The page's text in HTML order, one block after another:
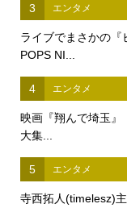
3 エンタメ
ライブでまさかの
POPS NI...
4 エンタメ
映画『翔んで埼玉
大集...
5 エンタメ
寺西拓人(timelesz)